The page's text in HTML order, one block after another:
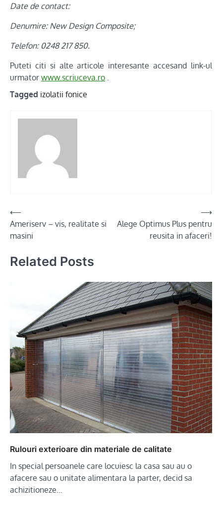
Date de contact:
Denumire: New Design Composite;
Telefon: 0248 217 850.
Puteti citi si alte articole interesante accesand link-ul
urmator www.scriuceva.ro .
Tagged izolatii fonice
Post
navigation
⟵
Ameriserv – vis, realitate si
masini
Alege Optimus Plus pentru
reusita in afaceri!
⟶
Related Posts
Rulouri exterioare din materiale de calitate
In special persoanele care locuiesc la casa sau au o
afacere sau o unitate alimentara la parter, decid sa
achizitioneze…